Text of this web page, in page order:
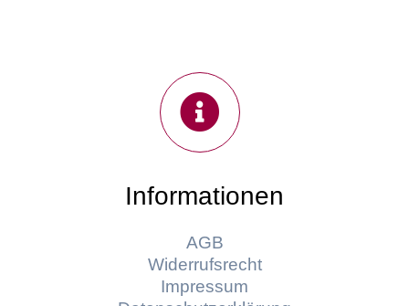
Informationen
AGB
Widerrufsrecht
Impressum